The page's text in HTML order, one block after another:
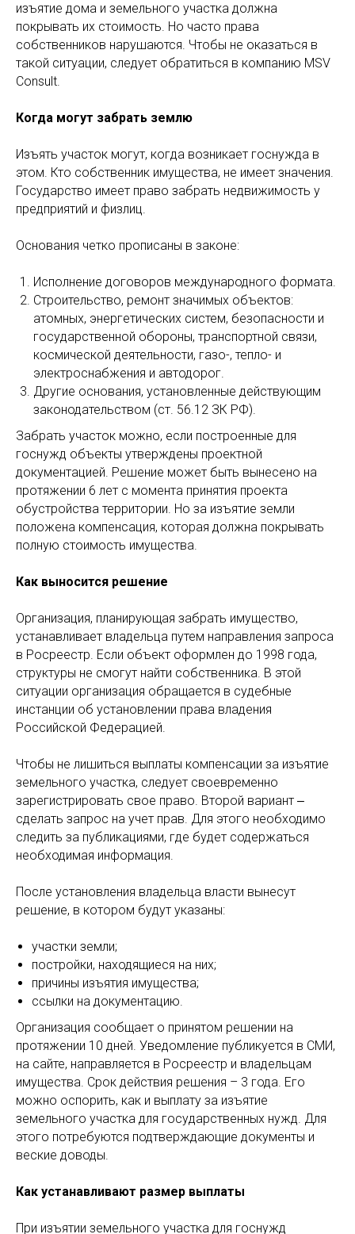
изъятие дома и земельного участка должна
покрывать их стоимость. Но часто права
собственников нарушаются. Чтобы не оказаться в
такой ситуации, следует обратиться в компанию MSV
Consult.
Когда могут забрать землю
Изъять участок могут, когда возникает госнужда в
этом. Кто собственник имущества, не имеет значения.
Государство имеет право забрать недвижимость у
предприятий и физлиц.
Основания четко прописаны в законе:
Исполнение договоров международного формата.
Строительство, ремонт значимых объектов:
атомных, энергетических систем, безопасности и
государственной обороны, транспортной связи,
космической деятельности, газо-, тепло- и
электроснабжения и автодорог.
Другие основания, установленные действующим
законодательством (ст. 56.12 ЗК РФ).
Забрать участок можно, если построенные для
госнужд объекты утверждены проектной
документацией. Решение может быть вынесено на
протяжении 6 лет с момента принятия проекта
обустройства территории. Но за изъятие земли
положена компенсация, которая должна покрывать
полную стоимость имущества.
Как выносится решение
Организация, планирующая забрать имущество,
устанавливает владельца путем направления запроса
в Росреестр. Если объект оформлен до 1998 года,
структуры не смогут найти собственника. В этой
ситуации организация обращается в судебные
инстанции об установлении права владения
Российской Федерацией.
Чтобы не лишиться выплаты компенсации за изъятие
земельного участка, следует своевременно
зарегистрировать свое право. Второй вариант ‒
сделать запрос на учет прав. Для этого необходимо
следить за публикациями, где будет содержаться
необходимая информация.
После установления владельца власти вынесут
решение, в котором будут указаны:
участки земли;
постройки, находящиеся на них;
причины изъятия имущества;
ссылки на документацию.
Организация сообщает о принятом решении на
протяжении 10 дней. Уведомление публикуется в СМИ,
на сайте, направляется в Росреестр и владельцам
имущества. Срок действия решения – 3 года. Его
можно оспорить, как и выплату за изъятие
земельного участка для государственных нужд. Для
этого потребуются подтверждающие документы и
веские доводы.
Как устанавливают размер выплаты
При изъятии земельного участка для госнужд